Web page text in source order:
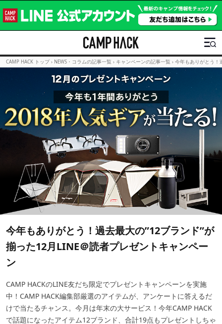
CAMP HACK トップ › NEWS・コラムの記事一覧 › キャンペーンの記事一覧 › 今年もありがとう！
今年もありがとう！過去最大の”12ブランド”が
揃った12月LINE＠読者プレゼントキャンペー
ン
CAMP HACKのLINE友だち限定でプレゼントキャンペーンを実施
中！CAMP HACK編集部厳選のアイテムが、アンケートに答えるだ
けで当たるチャンス。今月は年末の大サービス！今年CAMP HACK
で話題になったアイテム12ブランド、合計19点もプレゼントしちゃ